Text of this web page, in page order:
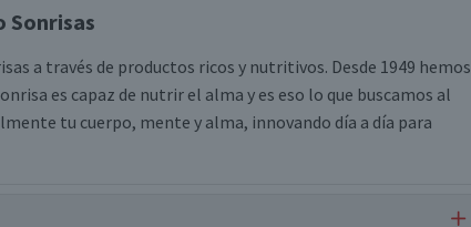
Sonrisas
a través de productos ricos y nutritivos. Desde 1949 hemos
es capaz de nutrir el alma y es eso lo que buscamos al
tu cuerpo, mente y alma, innovando día a día para